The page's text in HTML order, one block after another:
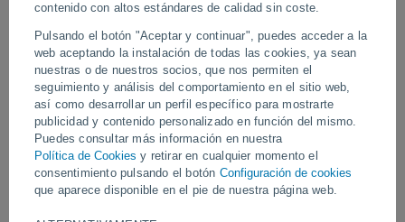
contenido con altos estándares de calidad sin coste.
Pulsando el botón "Aceptar y continuar", puedes acceder a la
web aceptando la instalación de todas las cookies, ya sean
nuestras o de nuestros socios, que nos permiten el
seguimiento y análisis del comportamiento en el sitio web,
así como desarrollar un perfil específico para mostrarte
publicidad y contenido personalizado en función del mismo.
Puedes consultar más información en nuestra
Política de Cookies y retirar en cualquier momento el
consentimiento pulsando el botón Configuración de cookies
que aparece disponible en el pie de nuestra página web.
Un tsunami golpea las costas de
Filipinas e Indonesia tras el terremoto
de magnitud 7,8 en la isla de
Mindanao
En varias zonas reportaron que el mar se retiró varios metros,
para volver repentinamente en forma de pequeño tsunami que
arrastró barcas y objetos situados junto a la orilla.